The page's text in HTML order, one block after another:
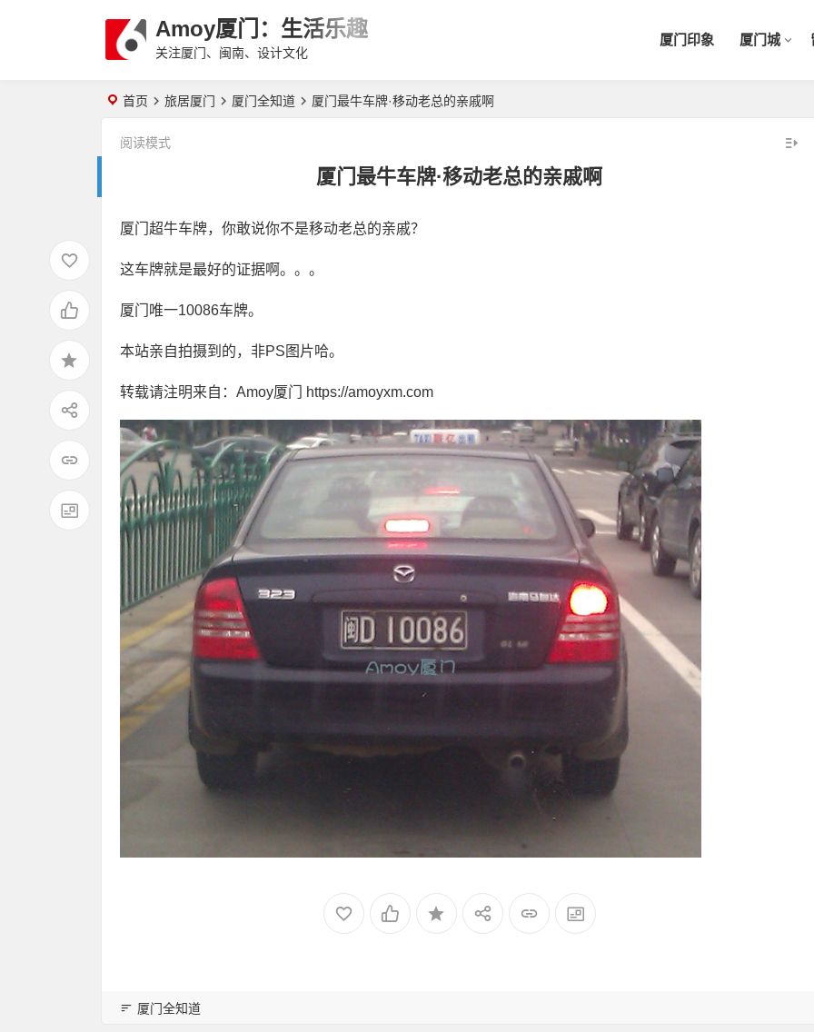
Amoy厦门：生活乐趣
关注厦门、闽南、设计文化
厦门印象 厦门城
首页 旅居厦门 厦门全知道 厦门最牛车牌·移动老总的亲戚啊
厦门最牛车牌·移动老总的亲戚啊
阅读模式
厦门超牛车牌，你敢说你不是移动老总的亲戚？
这车牌就是最好的证据啊。。。
厦门唯一10086车牌。
本站亲自拍摄到的，非PS图片哈。
转载请注明来自：Amoy厦门 https://amoyxm.com
厦门全知道